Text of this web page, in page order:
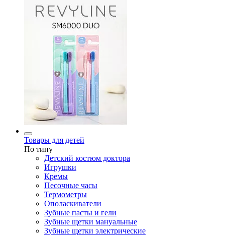
Товары для детей
По типу
Детский костюм доктора
Игрушки
Кремы
Песочные часы
Термометры
Ополаскиватели
Зубные пасты и гели
Зубные щетки мануальные
Зубные щетки электрические